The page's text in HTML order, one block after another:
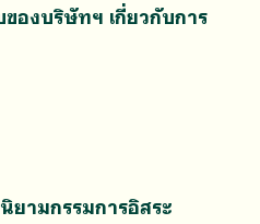
องบริษัทฯ เกี่ยวกับการ
ยามกรรมการอิสระ